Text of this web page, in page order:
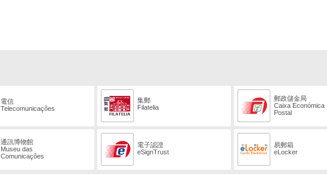
電信
Telecomunicações
集郵
Filatelia
郵政儲金局
Caixa Económica
Postal
通訊博物館
Museu das
Comunicações
電子認證
eSignTrust
易郵箱
eLocker